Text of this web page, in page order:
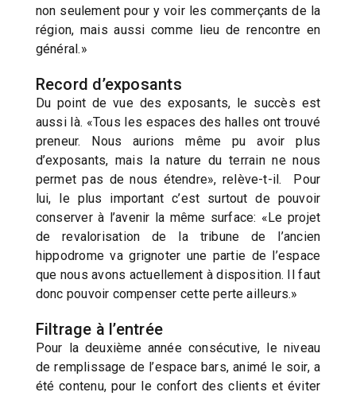
non seulement pour y voir les commerçants de la
région, mais aussi comme lieu de rencontre en
général.»
Record d’exposants
Du point de vue des exposants, le succès est
aussi là. «Tous les espaces des halles ont trouvé
preneur. Nous aurions même pu avoir plus
d’exposants, mais la nature du terrain ne nous
permet pas de nous étendre», relève-t-il. Pour
lui, le plus important c’est surtout de pouvoir
conserver à l’avenir la même surface: «Le projet
de revalorisation de la tribune de l’ancien
hippodrome va grignoter une partie de l’espace
que nous avons actuellement à disposition. Il faut
donc pouvoir compenser cette perte ailleurs.»
Filtrage à l’entrée
Pour la deuxième année consécutive, le niveau
de remplissage de l’espace bars, animé le soir, a
été contenu, pour le confort des clients et éviter